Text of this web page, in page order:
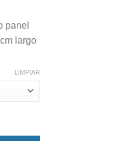
panel
largo
LIMPIAR
(90x140x73) cantidad